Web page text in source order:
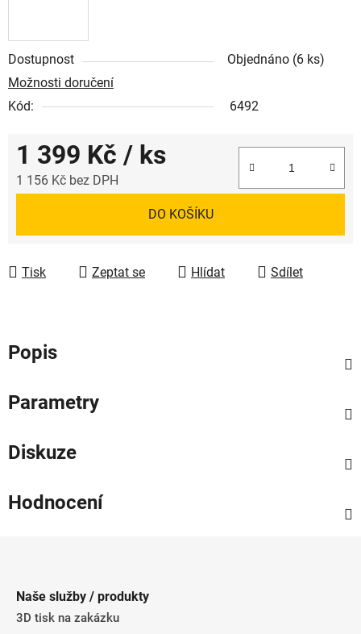
Dostupnost Objednáno (6 ks)
Možnosti doručení
Kód:
6492
1 399 Kč / ks
1 156 Kč bez DPH
DO KOŠÍKU
Tisk Zeptat se Hlídat Sdílet
Popis
Parametry
Diskuze
Hodnocení
Naše služby / produkty
3D tisk na zakázku